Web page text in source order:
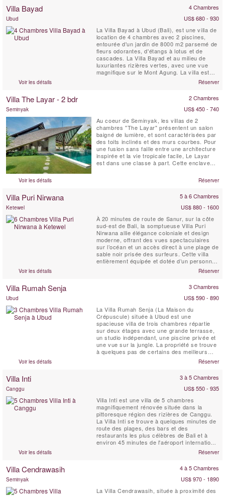
Villa Bayad 4 Chambres
Ubud
US$ 680 - 930
La Villa Bayad à Ubud (Bali), est une villa de
location de 4 chambres avec 2 piscines,
entourée d'un jardin de 8000 m2 parsemé de
fleurs odorantes, d'étangs à lotus et de
cascades. La Villa Bayad et au milieu de
luxuriantes rizières vertes, avec une vue
magnifique sur le Mont Agung. La villa est
située à 15 minutes au nord du centre
Voir les détails Réserver
Villa The Layar - 2 bdr 2 Chambres
Seminyak
US$ 450 - 740
Au coeur de Seminyak, les villas de 2
chambres "The Layar" présentent un salon
baigné de lumière, et sont caractérisées par
des toits inclinés et des murs courbes. Pour
une fusion sans faille entre une architecture
inspirée et la vie tropicale facile, Le Layar
est dans une classe à part. Cette enclave
comprend 23 villas, chaque ensemble dans
son propre sanctuaire de jardin très privé en
Voir les détails Réserver
Villa Puri Nirwana 5 à 6 Chambres
Ketewel
US$ 880 - 1600
À 20 minutes de route de Sanur, sur la côte
sud-est de Bali, la somptueuse Villa Puri
Nirwana allie élégance coloniale et design
moderne, offrant des vues spectaculaires
sur l’océan et un accès direct à une plage de
sable noir prisée des surfeurs. Cette villa
entièrement équipée et dotée d’un personnel
professionnel peut accueillir confortablement
jusqu’à 20 personnes dans six grandes
sa salle multimédia, ses pavillons ...
Voir les détails Réserver
Villa Rumah Senja 3 Chambres
Ubud
US$ 590 - 890
La Villa Rumah Senja (La Maison du
Crépuscule) située à Ubud est une
spacieuse villa de trois chambres répartie
sur deux étages avec une grande terrasse,
un studio indépendant, une piscine privée et
une vue sur la jungle. La propriété se trouve
à quelques pas de certains des meilleurs
restaurants d’Ubud et fait partie du domaine
Rumah Hujan. Cette charmante maison de
un sentiment d'abri et d'intimité face à
Voir les détails Réserver
Villa Inti 3 à 5 Chambres
Canggu
US$ 550 - 935
Villa Inti est une villa de 5 chambres
magnifiquement rénovée située dans la
pittoresque région des rizières de Canggu.
La Villa Inti se trouve à quelques minutes de
route des plages, des bars et des
restaurants les plus célèbres de Bali et à
environ 45 minutes de l'aéroport international
de Bali. Offrant des vues spectaculaires sur
les rizières en terrasses verdoyantes, elle
bénéficiant d'une intimité totale par rapport
Voir les détails Réserver
Villa Cendrawasih 4 à 5 Chambres
Seminyak
US$ 970 - 1890
La Villa Cendrawasih, située à proximité des